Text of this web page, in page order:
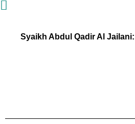
Syaikh Abdul Qadir Al